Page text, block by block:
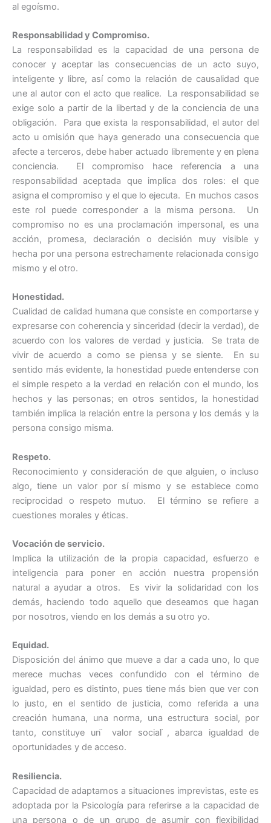
al egoísmo.
Responsabilidad y Compromiso.
La responsabilidad es la capacidad de una persona de
conocer y aceptar las consecuencias de un acto suyo,
inteligente y libre, así como la relación de causalidad que
une al autor con el acto que realice. La responsabilidad se
exige solo a partir de la libertad y de la conciencia de una
obligación. Para que exista la responsabilidad, el autor del
acto u omisión que haya generado una consecuencia que
afecte a terceros, debe haber actuado libremente y en plena
conciencia. El compromiso hace referencia a una
responsabilidad aceptada que implica dos roles: el que
asigna el compromiso y el que lo ejecuta. En muchos casos
este rol puede corresponder a la misma persona. Un
compromiso no es una proclamación impersonal, es una
acción, promesa, declaración o decisión muy visible y
hecha por una persona estrechamente relacionada consigo
mismo y el otro.
Honestidad.
Cualidad de calidad humana que consiste en comportarse y
expresarse con coherencia y sinceridad (decir la verdad), de
acuerdo con los valores de verdad y justicia. Se trata de
vivir de acuerdo a como se piensa y se siente. En su
sentido más evidente, la honestidad puede entenderse con
el simple respeto a la verdad en relación con el mundo, los
hechos y las personas; en otros sentidos, la honestidad
también implica la relación entre la persona y los demás y la
persona consigo misma.
Respeto.
Reconocimiento y consideración de que alguien, o incluso
algo, tiene un valor por sí mismo y se establece como
reciprocidad o respeto mutuo. El término se refiere a
cuestiones morales y éticas.
Vocación de servicio.
Implica la utilización de la propia capacidad, esfuerzo e
inteligencia para poner en acción nuestra propensión
natural a ayudar a otros. Es vivir la solidaridad con los
demás, haciendo todo aquello que deseamos que hagan
por nosotros, viendo en los demás a su otro yo.
Equidad.
Disposición del ánimo que mueve a dar a cada uno, lo que
merece muchas veces confundido con el término de
igualdad, pero es distinto, pues tiene más bien que ver con
lo justo, en el sentido de justicia, como referida a una
creación humana, una norma, una estructura social, por
tanto, constituye un ̈ valor social ̈, abarca igualdad de
oportunidades y de acceso.
Resiliencia.
Capacidad de adaptarnos a situaciones imprevistas, este es
adoptada por la Psicología para referirse a la capacidad de
una persona o de un grupo de asumir con flexibilidad